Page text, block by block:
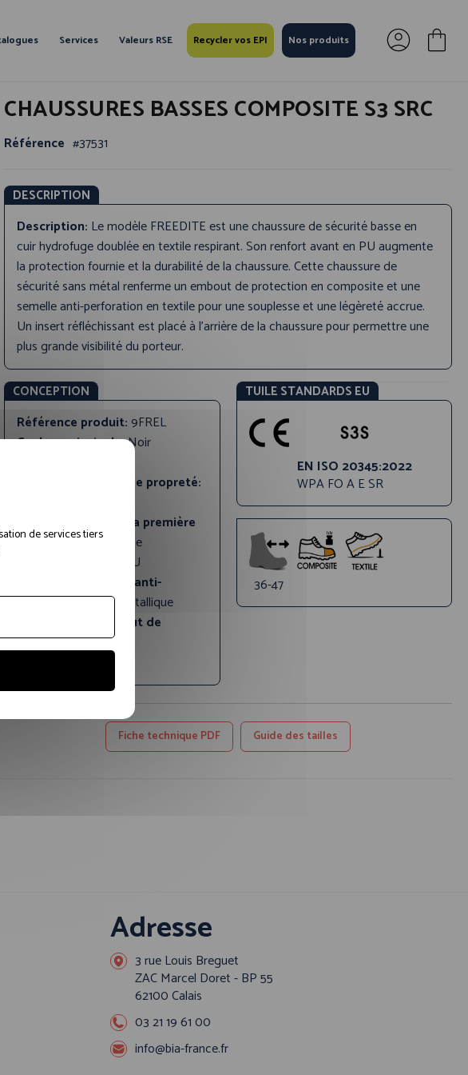
Services Valeurs RSE Recycler vos EPI Nos produits
CHAUSSURES BASSES COMPOSITE S3 SRC
Référence 37531
DESCRIPTION
Description: Le modèle FREEDITE est une chaussure de sécurité basse en
cuir hydrofuge doublée en textile respirant. Son renfort avant en PU augmente
la protection fournie et la durabilité de la chaussure. Cette chaussure de
sécurité sans métal renferme un embout de protection en composite et une
semelle anti-perforation en textile pour une souplesse et une légèreté accrue.
Un insert réfléchissant est placé à l’arrière de la chaussure pour permettre une
plus grande visibilité du porteur.
CONCEPTION
Référence produit: 9FREL
Couleur principale:Noir
Matériau première de propreté:
Caractéristique de la première
de propreté:Amovible
PU
Matériau de l'insert anti-
perforation:Non métallique
Matériau de l'embout de
sécurité:Composite
TUILE STANDARDS EU
EN ISO 20345:2022
WPA FO A E SR
36-47
Fiche technique PDF Guide des tailles
Adresse
3 rue Louis Breguet
ZAC Marcel Doret - BP 55
62100 Calais
03 21 19 61 00
info@bia-france.fr
de services tiers